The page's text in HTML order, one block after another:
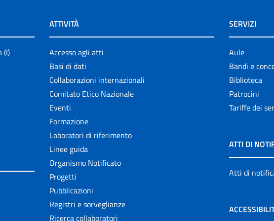
(I)
ATTIVITÀ
Accesso agli atti
Basi di dati
Collaborazioni internazionali
Comitato Etico Nazionale
Eventi
Formazione
Laboratori di riferimento
Linee guida
Organismo Notificato
Progetti
Pubblicazioni
Registri e sorveglianze
Ricerca collaboratori
SERVIZI
Aule
Bandi e
Biblioteca
Patrocini
Tariffe dei
ATTI DI
Atti di